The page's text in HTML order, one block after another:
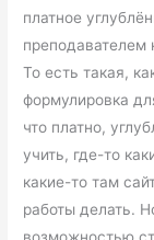
платное
преподавателем
То есть такая,
формулировка
что платно,
учить, где-то
какие-то там
работы делать.